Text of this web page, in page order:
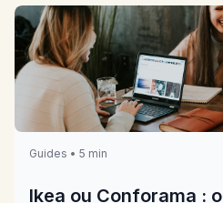
Guides • 5 min
Ikea ou Conforama :